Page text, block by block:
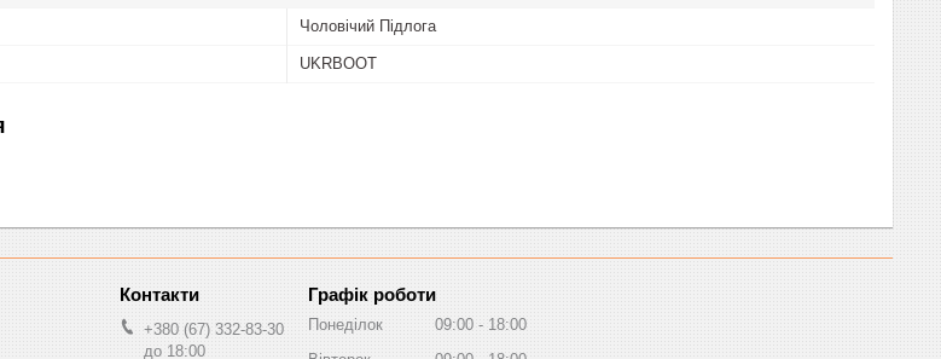
Чоловічий Підлога
UKRBOOT
+380 (67) 332-83-30
до 18:00
Графік роботи
Понеділок 09:00
18:00